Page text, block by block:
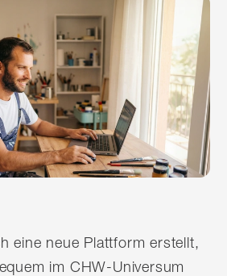
eine neue Plattform erstellt,
im CHW-Universum